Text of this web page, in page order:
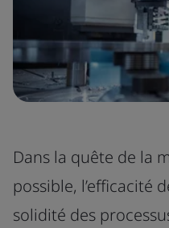
Dans la quête de la
possible, l’efficacité
solidité des